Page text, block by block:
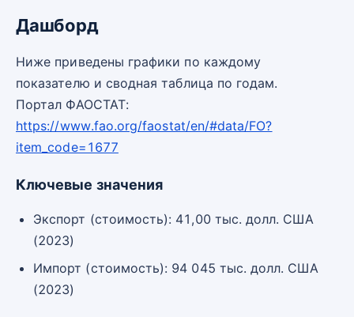
Дашборд
Ниже приведены графики по каждому
показателю и сводная таблица по годам.
Портал ФАОСТАТ:
https://www.fao.org/faostat/en/#data/FO?
item_code=1677
Ключевые значения
Экспорт (стоимость): 41,00 тыс. долл. США
(2023)
Импорт (стоимость): 94 045 тыс. долл. США
(2023)